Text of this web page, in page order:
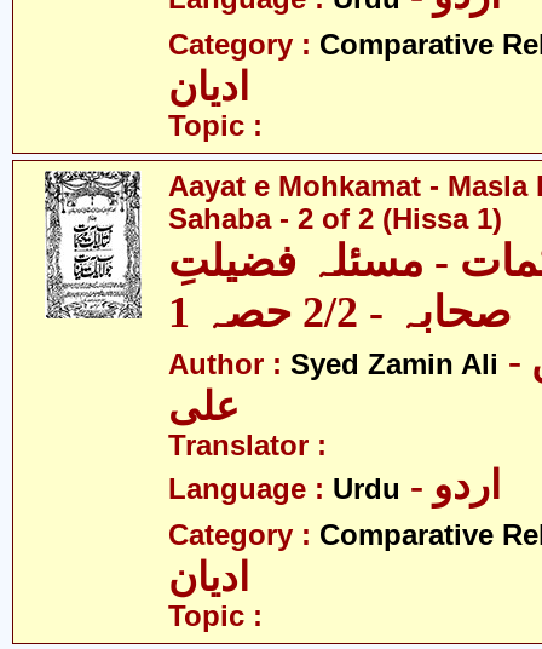
Category : Comparative
ادیان
Topic :
Aayat e Mohkamat - Masla
Sahaba - 2 of 2 (Hissa 1)
- مسئلہ فضیلتِ
صحابہ - 2/2 حصہ 1
Author : Syed Zamin Ali - سید ضامن
علی
Translator :
Language : Urdu - اردو
Category : Comparative
ادیان
Topic :